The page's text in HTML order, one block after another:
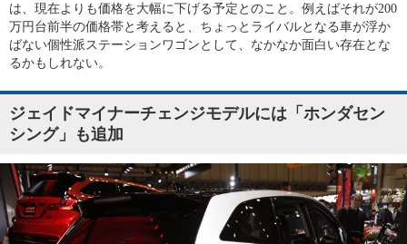
は、現在よりも価格を大幅に下げる予定とのこと。例えばそれが200
万円台前半の価格帯と考えると、ちょっとライバルとなる車が浮か
ばない個性派ステーションワゴンとして、なかなか面白い存在とな
るかもしれない。
ジェイドマイナーチェンジモデルには「ホンダセン
シング」も追加